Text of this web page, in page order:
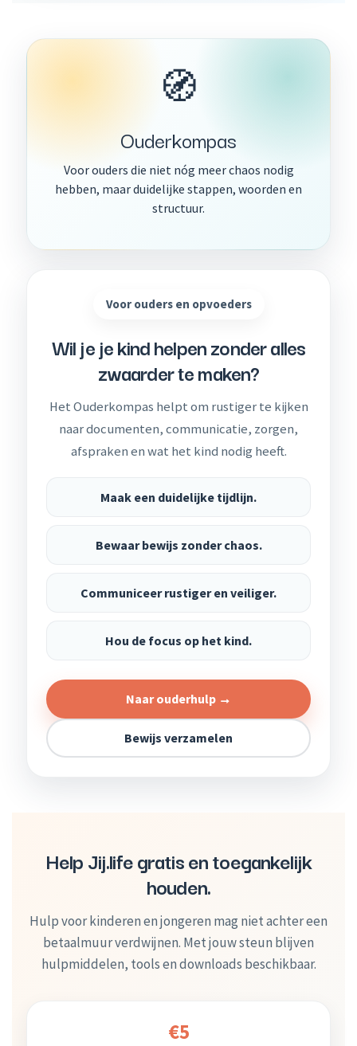
🧭
Ouderkompas
Voor ouders die niet nóg meer chaos nodig
hebben, maar duidelijke stappen, woorden en
structuur.
Voor ouders en opvoeders
Wil je je kind helpen zonder alles
zwaarder te maken?
Het Ouderkompas helpt om rustiger te kijken
naar documenten, communicatie, zorgen,
afspraken en wat het kind nodig heeft.
Maak een duidelijke tijdlijn.
Bewaar bewijs zonder chaos.
Communiceer rustiger en veiliger.
Hou de focus op het kind.
Naar ouderhulp →
Bewijs verzamelen
Help Jij.life gratis en toegankelijk
houden.
Hulp voor kinderen en jongeren mag niet achter een
betaalmuur verdwijnen. Met jouw steun blijven
hulpmiddelen, tools en downloads beschikbaar.
€5